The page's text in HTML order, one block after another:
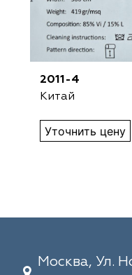
2011-4
Китай
Уточнить цену
Москва, Ул.